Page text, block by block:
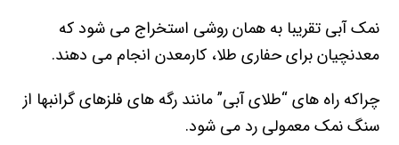
نمک آبی تقریبا به همان روشی استخراج می شود که
معدنچیان برای حفاری طلا، کارمعدن انجام می دهند.
چراکه راه های “طلای آبی” مانند رگه های فلزهای گرانبها از
سنگ نمک معمولی رد می شود.